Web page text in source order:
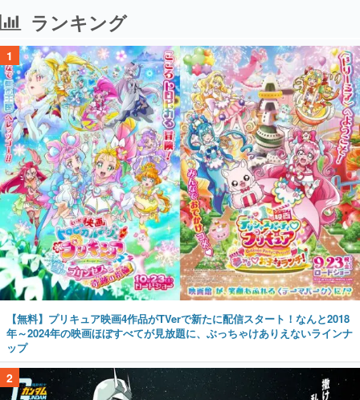
ランキング
1
【無料】プリキュア映画4作品がTVerで新たに配信スタート！なんと2018
年～2024年の映画ほぼすべてが見放題に、ぶっちゃけありえないラインナ
ップ
2